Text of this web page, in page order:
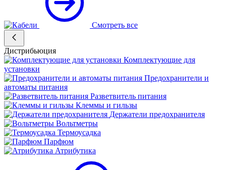
Смотреть все
Дистрибьюция
Комплектующие для
установки
Предохранители и
автоматы питания
Разветвитель питания
Клеммы и гильзы
Держатели предохранителя
Вольтметры
Термоусадка
Парфюм
Атрибутика